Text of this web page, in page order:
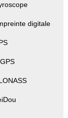
digitale